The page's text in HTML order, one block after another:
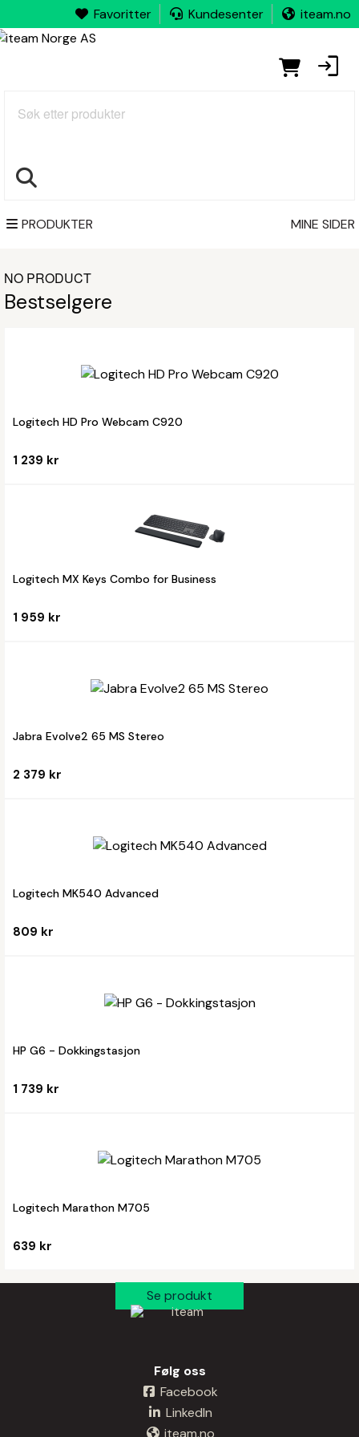
Favoritter Kundesenter iteam.no
Søk
PRODUKTER MINE SIDER
NO PRODUCT
Bestselgere
Logitech HD Pro Webcam C920
1 239 kr
Logitech MX Keys Combo for Business
1 959 kr
Jabra Evolve2 65 MS Stereo
2 379 kr
Logitech MK540 Advanced
809 kr
HP G6 - Dokkingstasjon
1 739 kr
Logitech Marathon M705
639 kr
Følg oss
Facebook
LinkedIn
iteam.no